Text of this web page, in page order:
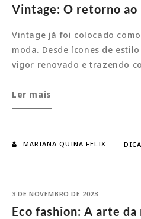
Vintage: O retorno ao
Vintage já foi colocado
moda. Desde ícones de
vigor renovado e trazendo
Vintage:
O
ao
Ler mais
MARIANA QUINA FELIX
3 DE NOVEMBRO DE 2023
Eco fashion: A arte